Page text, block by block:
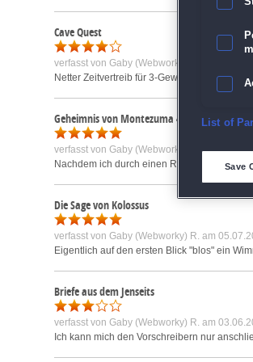
Cave Quest
verfasst von Gaby (Webworky) R.
Netter Zeitvertreib für 3-Gewinnt-Freunde -
Geheimnis von Montezuma 4
verfasst von Gaby (Webworky) R.
am
Nachdem ich durch einen Rechnerwechsel
Die Sage von Kolossus
verfasst von Gaby (Webworky) R. am
Eigentlich auf den ersten Blick "blos" ein
Briefe aus dem Jenseits
verfasst von Gaby (Webworky) R. am
Ich kann mich den Vorschreibern nur
List of
Save